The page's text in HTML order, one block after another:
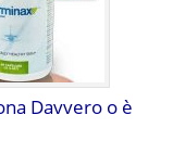
Davvero o è